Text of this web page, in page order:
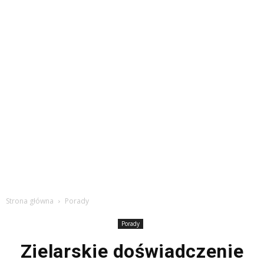
Strona główna Porady
Porady
Zielarskie doświadczenie